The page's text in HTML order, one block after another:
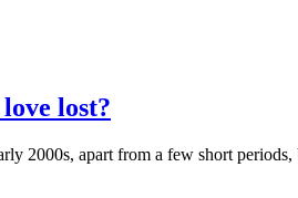
lost?
2000s, apart from a few short periods,